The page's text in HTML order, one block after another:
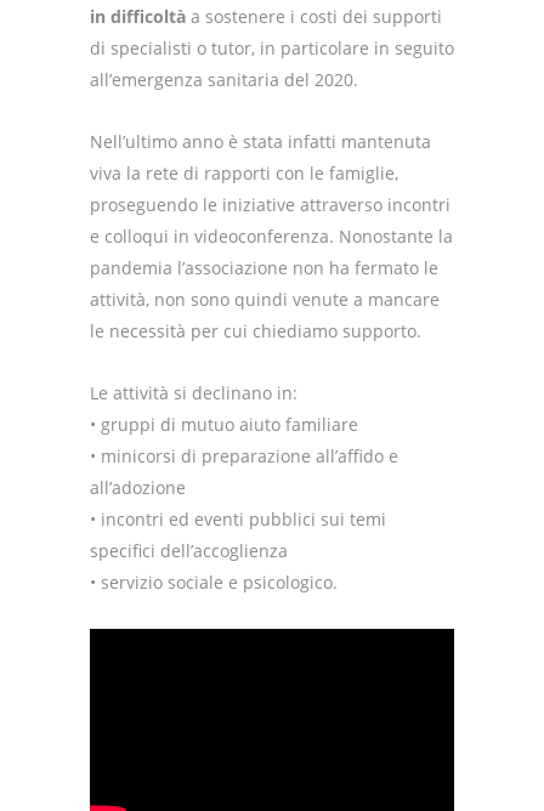
in difficoltà a sostenere i costi dei supporti
di specialisti o tutor, in particolare in seguito
all’emergenza sanitaria del 2020.
Nell’ultimo anno è stata infatti mantenuta
viva la rete di rapporti con le famiglie,
proseguendo le iniziative attraverso incontri
e colloqui in videoconferenza. Nonostante la
pandemia l’associazione non ha fermato le
attività, non sono quindi venute a mancare
le necessità per cui chiediamo supporto.
Le attività si declinano in:
• gruppi di mutuo aiuto familiare
• minicorsi di preparazione all’affido e
all’adozione
• incontri ed eventi pubblici sui temi
specifici dell’accoglienza
• servizio sociale e psicologico.